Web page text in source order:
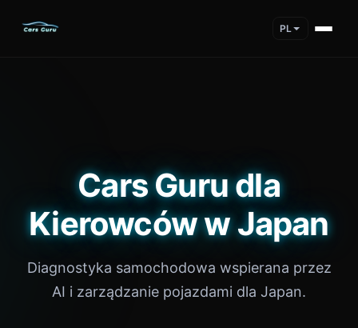
PL
Cars Guru dla
Kierowców w Japan
Diagnostyka samochodowa wspierana przez
AI i zarządzanie pojazdami dla Japan.